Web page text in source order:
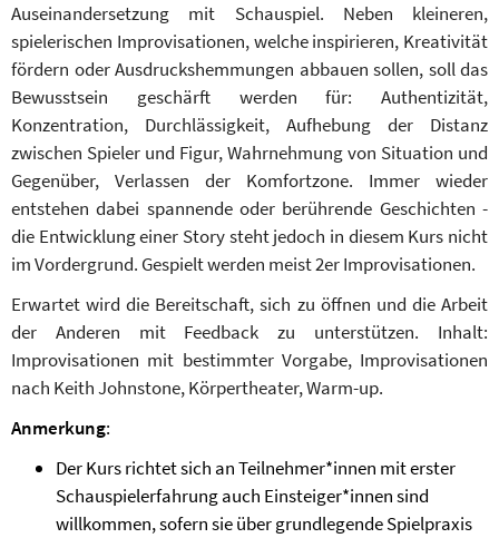
Auseinandersetzung mit Schauspiel. Neben kleineren,
spielerischen Improvisationen, welche inspirieren, Kreativität
fördern oder Ausdruckshemmungen abbauen sollen, soll das
Bewusstsein geschärft werden für: Authentizität,
Konzentration, Durchlässigkeit, Aufhebung der Distanz
zwischen Spieler und Figur, Wahrnehmung von Situation und
Gegenüber, Verlassen der Komfortzone. Immer wieder
entstehen dabei spannende oder berührende Geschichten -
die Entwicklung einer Story steht jedoch in diesem Kurs nicht
im Vordergrund. Gespielt werden meist 2er Improvisationen.
Erwartet wird die Bereitschaft, sich zu öffnen und die Arbeit
der Anderen mit Feedback zu unterstützen. Inhalt:
Improvisationen mit bestimmter Vorgabe, Improvisationen
nach Keith Johnstone, Körpertheater, Warm-up.
Anmerkung:
Der Kurs richtet sich an Teilnehmer*innen mit erster
Schauspielerfahrung auch Einsteiger*innen sind
willkommen, sofern sie über grundlegende Spielpraxis